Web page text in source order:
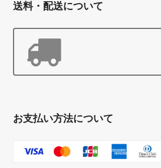
送料・配送について
お支払い方法について